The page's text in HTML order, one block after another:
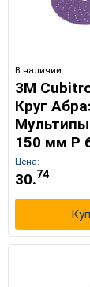
В наличии
3M
Круг
150 мм Р
Цена:
30.74